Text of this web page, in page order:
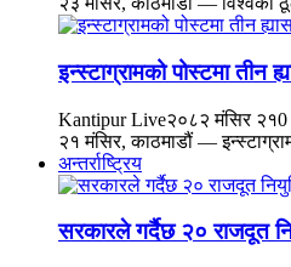
इन्स्टाग्रामको पोस्टमा तीन
Kantipur Live२०८२ मंसिर २१0
२१ मंसिर, काठमाडौं —
अन्तर्राष्ट्रिय
सरकारले गर्दैछ २० राजदूत